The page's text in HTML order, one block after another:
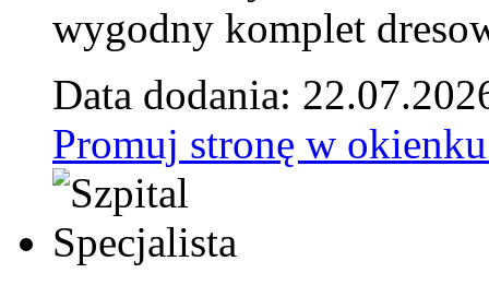
wygodny komplet
Data dodania:
Promuj stronę w